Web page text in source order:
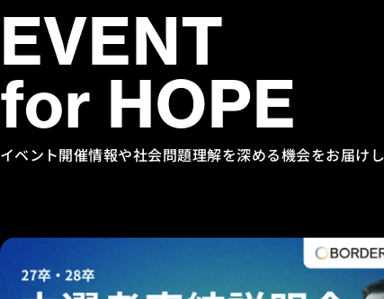
EVENT
for HOPE
イベント開催情報や社会問題理解を深める機会をお届けし